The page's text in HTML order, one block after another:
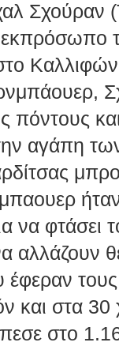
Σχούραν
εκπρόσωπο
πόντους
αγάπη
να φτάσει
αλλάζουν
έφεραν
και στα 30
στο